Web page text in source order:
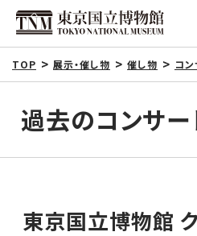
TOP 展示・催し物 催し物 コ
過去のコンサー
東京国立博物館